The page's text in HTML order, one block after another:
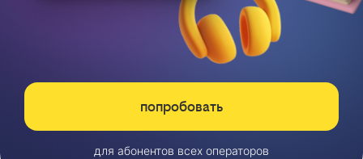
попробовать
для абонентов всех операторов